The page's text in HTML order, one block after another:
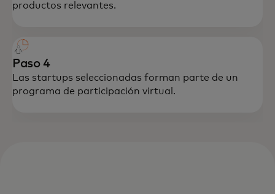
productos relevantes.
Paso 4
Las startups seleccionadas forman parte de un
programa de participación virtual.